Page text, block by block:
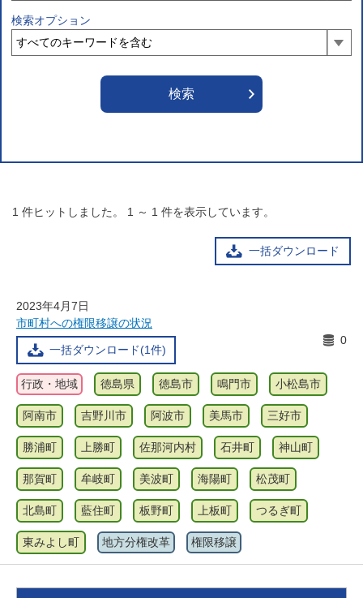
検索オプション
1 件ヒットしました。 1 ～ 1 件を表示しています。
一括ダウンロード
2023年4月7日
市町村への権限移譲の状況
一括ダウンロード(1件)
0
行政・地域 徳島県 徳島市 鳴門市 小松島市
阿南市 吉野川市 阿波市 美馬市 三好市
勝浦町 上勝町 佐那河内村 石井町 神山町
那賀町 牟岐町 美波町 海陽町 松茂町
北島町 藍住町 板野町 上板町 つるぎ町
東みよし町 地方分権改革 権限移譲